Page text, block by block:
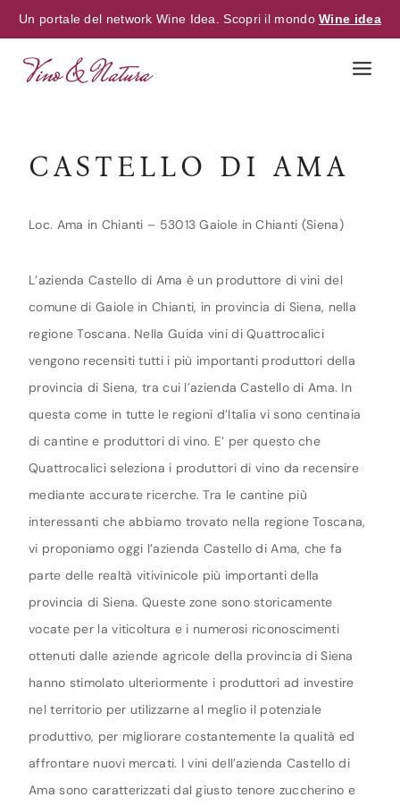
Un portale del network Wine Idea. Scopri il mondoWine idea
CASTELLO DI AMA
Loc. Ama in Chianti – 53013 Gaiole in Chianti (Siena)
L’azienda Castello di Ama è un produttore di vini del
comune di Gaiole in Chianti, in provincia di Siena, nella
regione Toscana. Nella Guida vini di Quattrocalici
vengono recensiti tutti i più importanti produttori della
provincia di Siena, tra cui l’azienda Castello di Ama. In
questa come in tutte le regioni d’Italia vi sono centinaia
di cantine e produttori di vino. E’ per questo che
Quattrocalici seleziona i produttori di vino da recensire
mediante accurate ricerche. Tra le cantine più
interessanti che abbiamo trovato nella regione Toscana,
vi proponiamo oggi l’azienda Castello di Ama, che fa
parte delle realtà vitivinicole più importanti della
provincia di Siena. Queste zone sono storicamente
vocate per la viticoltura e i numerosi riconoscimenti
ottenuti dalle aziende agricole della provincia di Siena
hanno stimolato ulteriormente i produttori ad investire
nel territorio per utilizzarne al meglio il potenziale
produttivo, per migliorare costantemente la qualità ed
affrontare nuovi mercati. I vini dell’azienda Castello di
Ama sono caratterizzati dal giusto tenore zuccherino e